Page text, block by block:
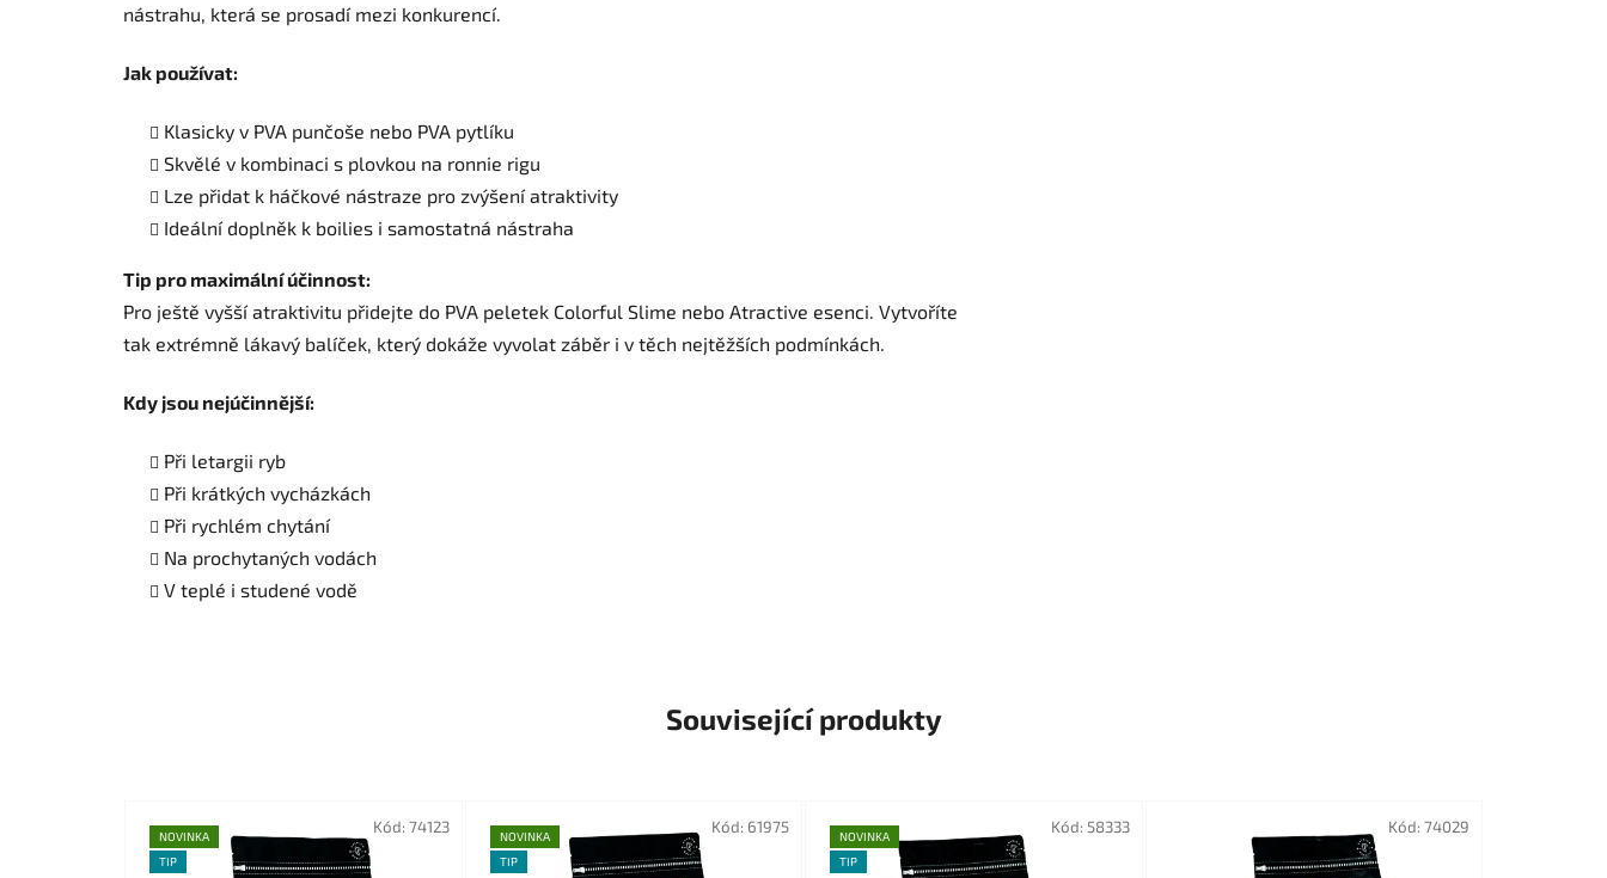
nástrahu, která se prosadí mezi konkurencí.
Jak používat:
Klasicky v PVA punčoše nebo PVA pytlíku
Skvělé v kombinaci s plovkou na ronnie rigu
Lze přidat k háčkové nástraze pro zvýšení atraktivity
Ideální doplněk k boilies i samostatná nástraha
Tip pro maximální účinnost:
Pro ještě vyšší atraktivitu přidejte do PVA peletek Colorful Slime nebo Atractive esenci. Vytvoříte
tak extrémně lákavý balíček, který dokáže vyvolat záběr i v těch nejtěžších podmínkách.
Kdy jsou nejúčinnější:
Při letargii ryb
Při krátkých vycházkách
Při rychlém chytání
Na prochytaných vodách
V teplé i studené vodě
Související produkty
NOVINKA
TIP
Kód: 74123
NOVINKA
TIP
Kód: 61975
NOVINKA
TIP
Kód: 58333 Kód: 74029